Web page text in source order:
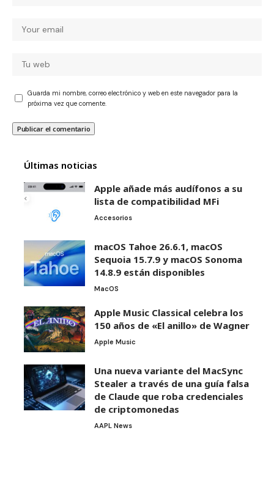
Guarda mi nombre, correo electrónico y web en este navegador para la
próxima vez que comente.
Últimas noticias
Apple añade más audífonos a su
lista de compatibilidad MFi
Accesorios
macOS Tahoe 26.6.1, macOS
Sequoia 15.7.9 y macOS Sonoma
14.8.9 están disponibles
MacOS
Apple Music Classical celebra los
150 años de «El anillo» de Wagner
Apple Music
Una nueva variante del MacSync
Stealer a través de una guía falsa
de Claude que roba credenciales
de criptomonedas
AAPL News